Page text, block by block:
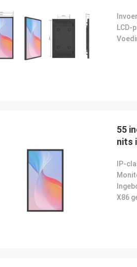
LCD-
55
nits
IP-
X86